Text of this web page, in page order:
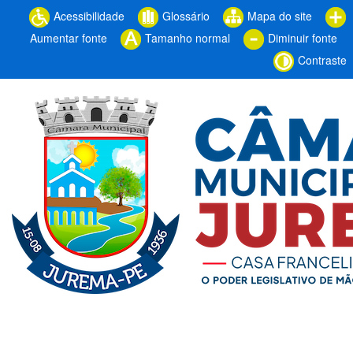
Acessibilidade Glossário
Mapa do site
Aumentar fonte
Tamanho normal
Diminuir fonte
Contraste